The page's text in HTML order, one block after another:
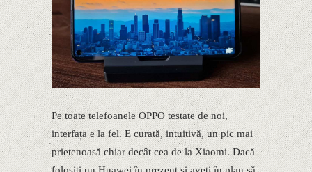
Pe toate telefoanele OPPO testate de noi,
interfața e la fel. E curată, intuitivă, un pic mai
prietenoasă chiar decât cea de la Xiaomi. Dacă
folosiți un Huawei în prezent și aveți în plan să